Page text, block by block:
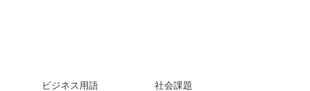
ビジネス用語 社会課題